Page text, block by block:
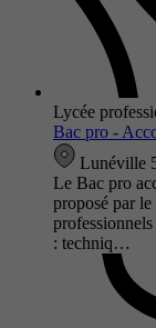
Lycée
Bac pro -
Lunéville
Le Bac pro
proposé par
: techniq…